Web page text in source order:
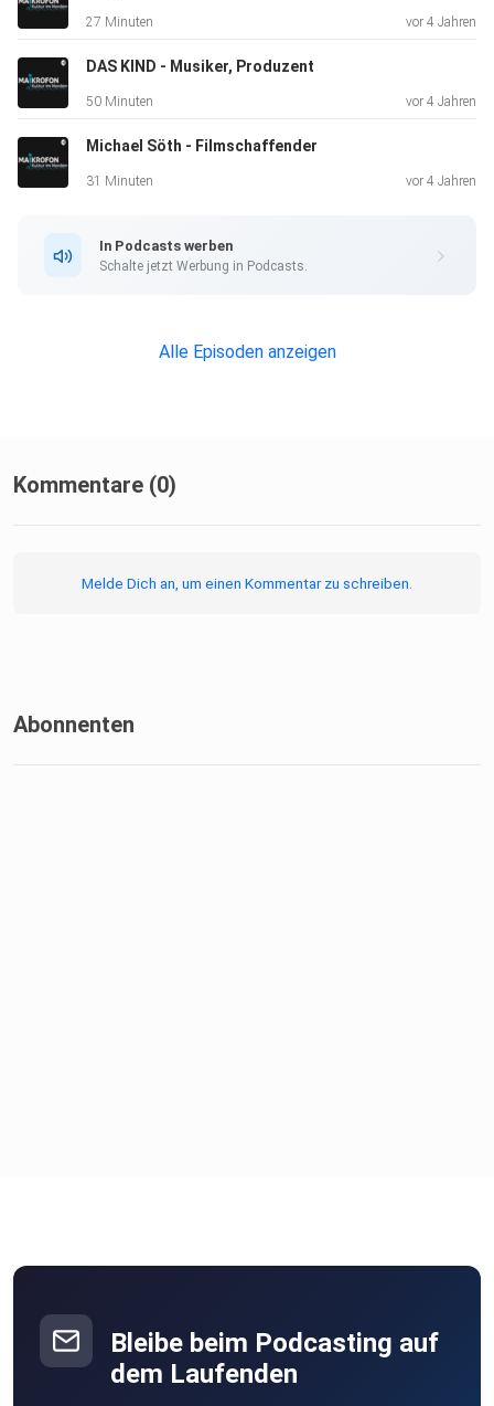
Jahr 2020 erhielt sie im Rahmen des Kunstpreises
–
ein echtes Nordlicht!
Hier geht's zum Video!
27 Minuten vor 4 Jahren
DAS KIND - Musiker, Produzent
50 Minuten vor 4 Jahren
Michael Söth - Filmschaffender
31 Minuten vor 4 Jahren
In Podcasts werben
Schalte jetzt Werbung in Podcasts.
Alle Episoden anzeigen
Kommentare (0)
Melde Dich an, um einen Kommentar zu schreiben.
Abonnenten
Bleibe beim Podcasting auf
dem Laufenden